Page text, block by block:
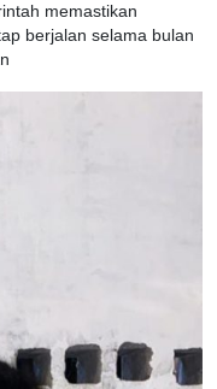
memastikan
berjalan selama bulan